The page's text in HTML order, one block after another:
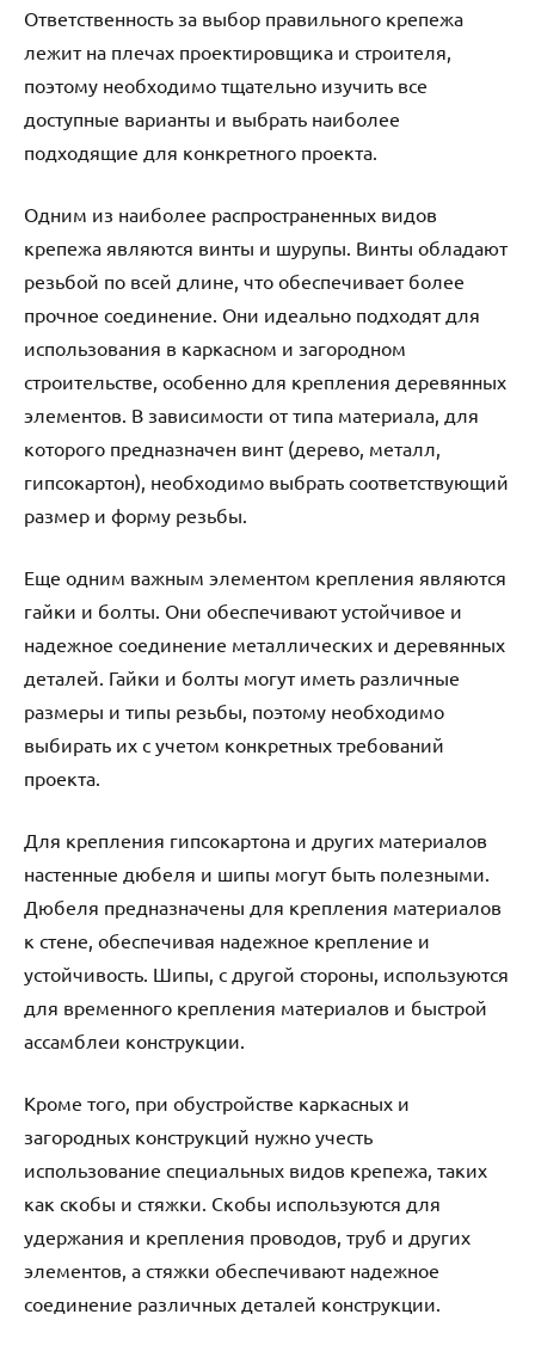
Ответственность за выбор правильного крепежа
лежит на плечах проектировщика и строителя,
поэтому необходимо тщательно изучить все
доступные варианты и выбрать наиболее
подходящие для конкретного проекта.
Одним из наиболее распространенных видов
крепежа являются винты и шурупы. Винты обладают
резьбой по всей длине, что обеспечивает более
прочное соединение. Они идеально подходят для
использования в каркасном и загородном
строительстве, особенно для крепления деревянных
элементов. В зависимости от типа материала, для
которого предназначен винт (дерево, металл,
гипсокартон), необходимо выбрать соответствующий
размер и форму резьбы.
Еще одним важным элементом крепления являются
гайки и болты. Они обеспечивают устойчивое и
надежное соединение металлических и деревянных
деталей. Гайки и болты могут иметь различные
размеры и типы резьбы, поэтому необходимо
выбирать их с учетом конкретных требований
проекта.
Для крепления гипсокартона и других материалов
настенные дюбеля и шипы могут быть полезными.
Дюбеля предназначены для крепления материалов
к стене, обеспечивая надежное крепление и
устойчивость. Шипы, с другой стороны, используются
для временного крепления материалов и быстрой
ассамблеи конструкции.
Кроме того, при обустройстве каркасных и
загородных конструкций нужно учесть
использование специальных видов крепежа, таких
как скобы и стяжки. Скобы используются для
удержания и крепления проводов, труб и других
элементов, а стяжки обеспечивают надежное
соединение различных деталей конструкции.